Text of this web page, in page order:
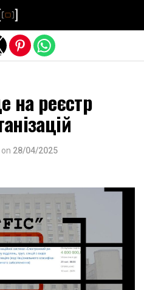
на реєстр
on 28/04/2025
version